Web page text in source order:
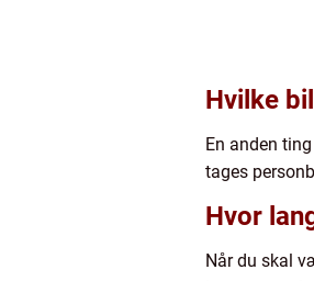
Hvilke
En anden
tages
Hvor
Når du skal